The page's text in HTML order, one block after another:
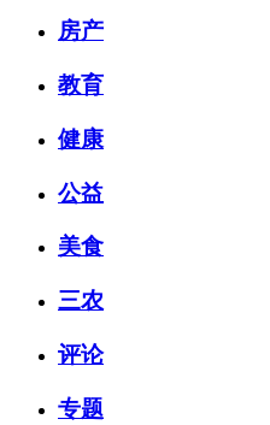
房产
教育
健康
公益
美食
三农
评论
专题